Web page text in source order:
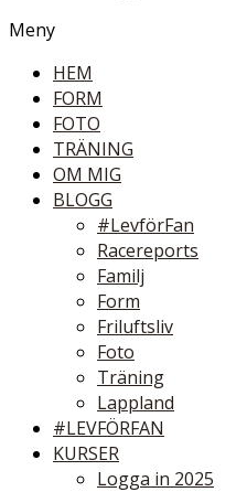
Meny
HEM
FORM
FOTO
TRÄNING
OM MIG
BLOGG
#LevförFan
Racereports
Familj
Form
Friluftsliv
Foto
Träning
Lappland
#LEVFÖRFAN
KURSER
Logga in 2025